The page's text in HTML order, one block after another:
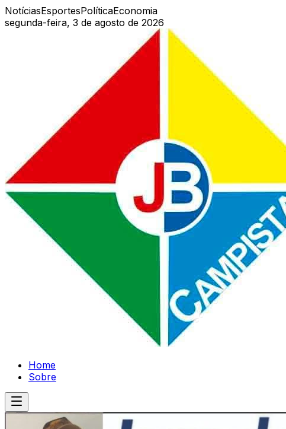
NotíciasEsportesPolíticaEconomia
segunda-feira, 3 de agosto de 2026
Home
Sobre